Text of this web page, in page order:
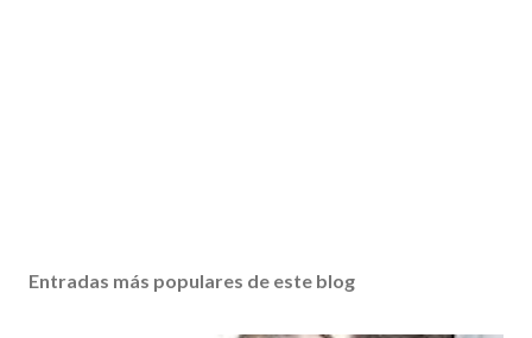
Entradas más populares de este blog